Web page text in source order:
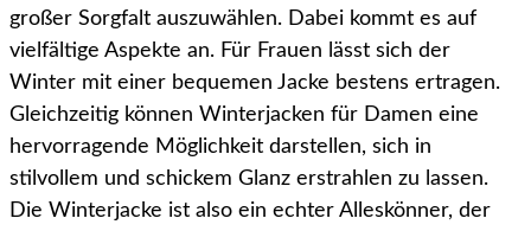
großer Sorgfalt auszuwählen. Dabei kommt es auf
vielfältige Aspekte an. Für Frauen lässt sich der
Winter mit einer bequemen Jacke bestens ertragen.
Gleichzeitig können Winterjacken für Damen eine
hervorragende Möglichkeit darstellen, sich in
stilvollem und schickem Glanz erstrahlen zu lassen.
Die Winterjacke ist also ein echter Alleskönner, der